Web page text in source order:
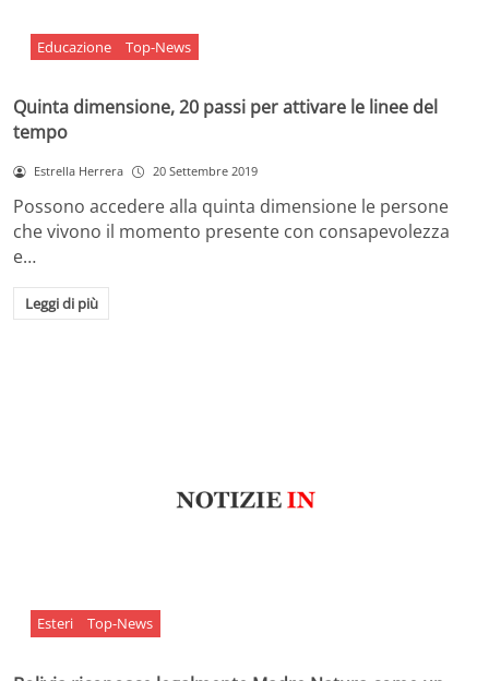
Educazione Top-News
Quinta dimensione, 20 passi per attivare le linee del
tempo
Estrella Herrera 20 Settembre 2019
Possono accedere alla quinta dimensione le persone
che vivono il momento presente con consapevolezza
e…
Leggi di più
Esteri Top-News